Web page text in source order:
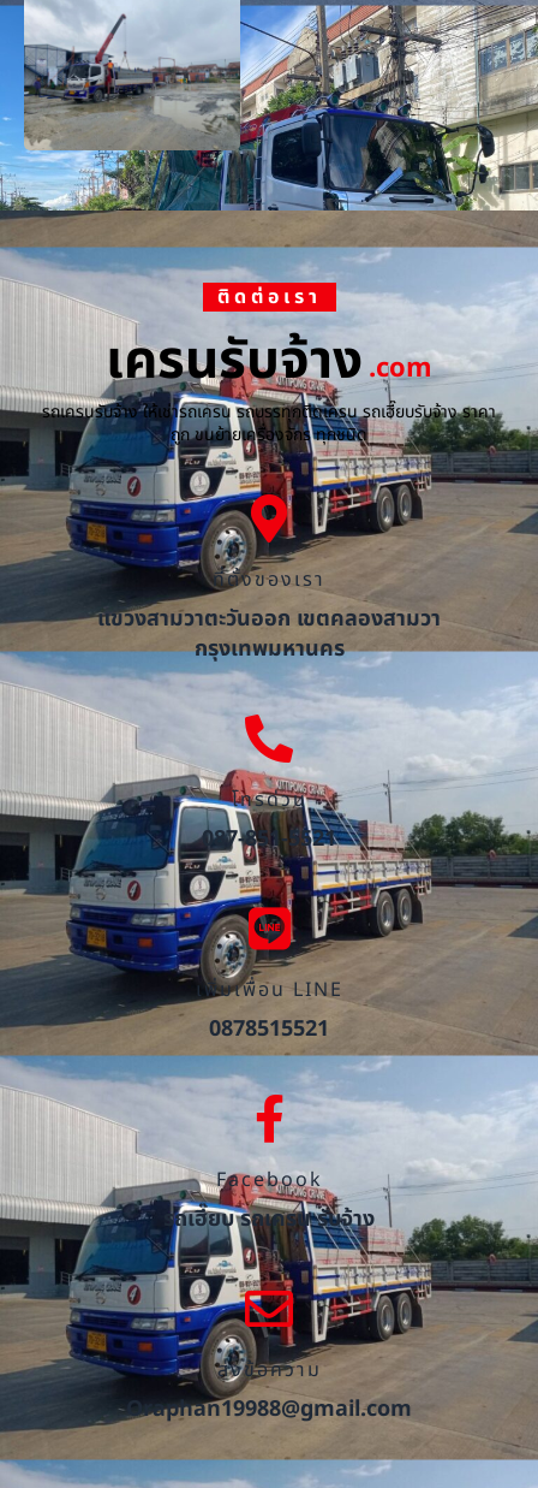
ติดต่อเรา
เครนรับจ้าง.com
รถเครนรับจ้าง ให้เช่ารถเครน รถบรรทุกติดเครน รถเฮี๊ยบรับจ้าง ราคา
ถูก ขนย้ายเครื่องจักร ทุกชนิด
ที่ตั้งของเรา
แขวงสามวาตะวันออก เขตคลองสามวา
กรุงเทพมหานคร
โทรด่วน
087-851-5521
เพิ่มเพื่อน LINE
0878515521
Facebook
รถเฮี๊ยบ รถเครน รับจ้าง
ส่งข้อความ
Oraphan19988@gmail.com